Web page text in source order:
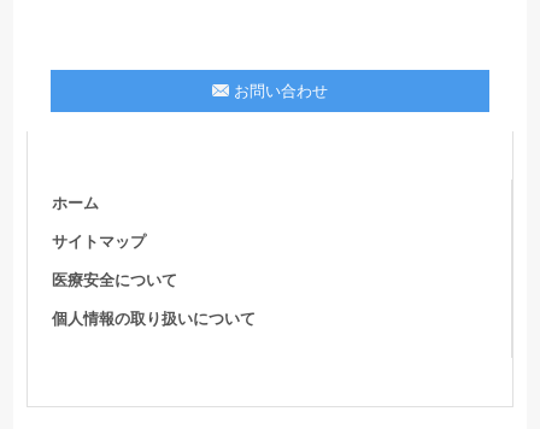
お問い合わせ
ホーム
サイトマップ
医療安全について
個人情報の取り扱いについて